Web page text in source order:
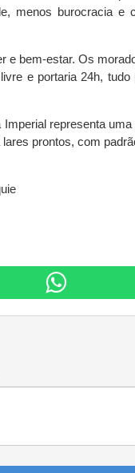
menos burocracia e
e bem-estar. Os
e portaria 24h, tudo
representa
prontos, com